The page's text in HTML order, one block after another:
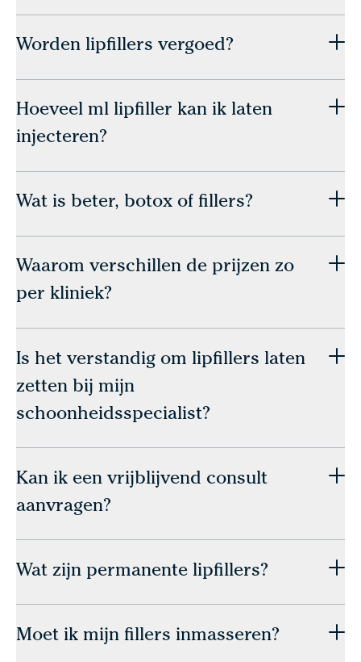
Worden lipfillers vergoed?
Hoeveel ml lipfiller kan ik laten
injecteren?
Wat is beter, botox of fillers?
Waarom verschillen de prijzen zo
per kliniek?
Is het verstandig om lipfillers laten
zetten bij mijn
schoonheidsspecialist?
Kan ik een vrijblijvend consult
aanvragen?
Wat zijn permanente lipfillers?
Moet ik mijn fillers inmasseren?